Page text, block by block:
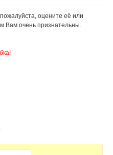
оцените её или
Вам очень признательны.